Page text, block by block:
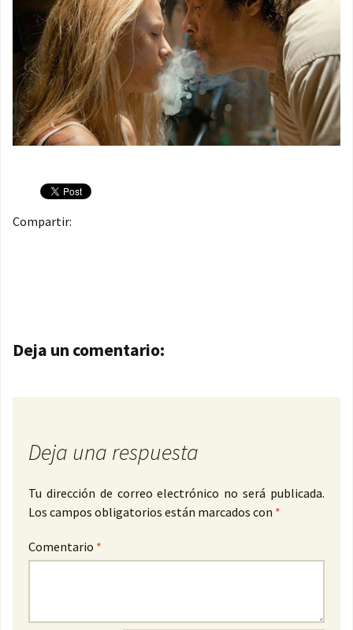
Compartir:
Navegación de entradas
Deja un comentario:
Deja una respuesta
Tu dirección de correo electrónico no será publicada.
Los campos obligatorios están marcados con *
Comentario *